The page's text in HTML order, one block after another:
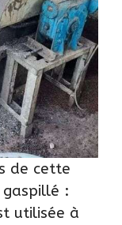
de cette
gaspillé :
utilisée à